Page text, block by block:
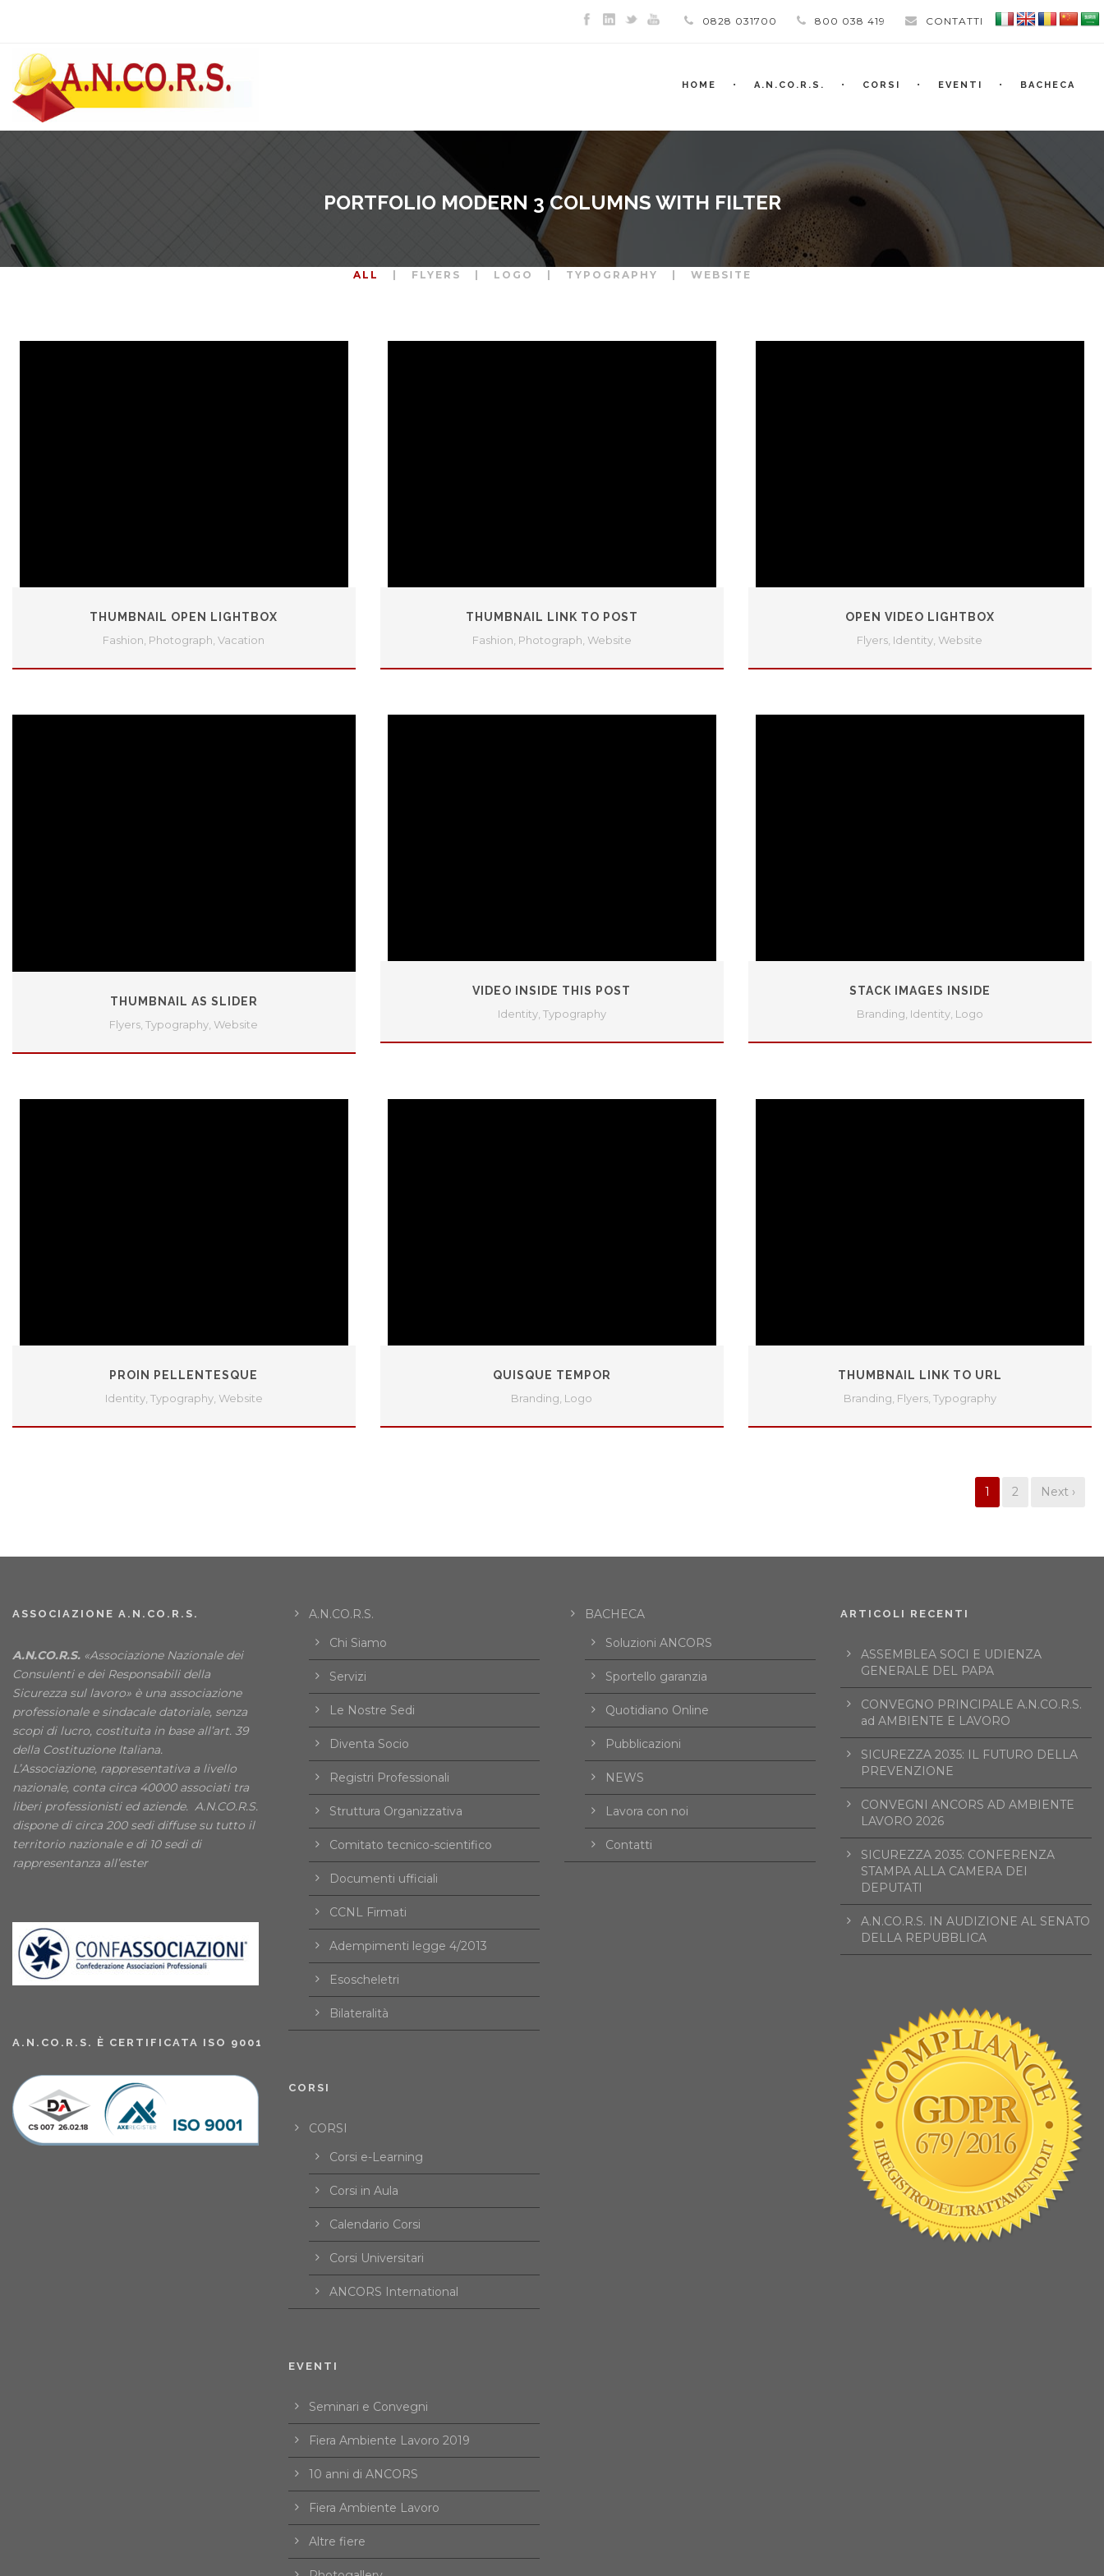
0828 031700 800 038 419 CONTATTI
HOME A.N.CO.R.S. CORSI EVENTI BACHECA
PORTFOLIO MODERN 3 COLUMNS WITH FILTER
ALL FLYERS LOGO TYPOGRAPHY WEBSITE
THUMBNAIL OPEN LIGHTBOX
Fashion Photograph Vacation
THUMBNAIL LINK TO POST
Fashion Photograph Website
OPEN VIDEO LIGHTBOX
Flyers Identity Website
THUMBNAIL AS SLIDER
Flyers, Typography, Website
VIDEO INSIDE THIS POST
Identity, Typography
STACK IMAGES INSIDE
Branding Identity, Logo
PROIN PELLENTESQUE
Identity, Typography, Website
QUISQUE TEMPOR
Branding, Logo
THUMBNAIL LINK TO URL
Branding, Flyers, Typography
1 2 Next ›
ASSOCIAZIONE A.N.CO.R.S.
A.N.CO.R.S. «Associazione Nazionale dei
Consulenti e dei Responsabili della
Sicurezza sul lavoro» è una associazione
professionale e sindacale datoriale, senza
scopi di lucro, costituita in base all’art. 39
della Costituzione Italiana.
L’Associazione, rappresentativa a livello
nazionale, conta circa 40000 associati tra
liberi professionisti ed aziende. A.N.CO.R.S.
dispone di circa 200 sedi diffuse su tutto il
territorio nazionale e di 10 sedi di
rappresentanza all’ester
A.N.CO.R.S. È CERTIFICATA ISO 9001
A.N.CO.R.S.
Chi Siamo
Servizi
Le Nostre Sedi
Diventa Socio
Registri Professionali
Struttura Organizzativa
Comitato tecnico-scientifico
Documenti ufficiali
CCNL Firmati
Adempimenti legge 4/2013
Esoscheletri
Bilateralità
CORSI
CORSI
Corsi e-Learning
Corsi in Aula
Calendario Corsi
Corsi Universitari
ANCORS International
EVENTI
Seminari e Convegni
Fiera Ambiente Lavoro 2019
10 anni di ANCORS
Fiera Ambiente Lavoro
Altre fiere
BACHECA
Soluzioni ANCORS
Sportello garanzia
Quotidiano Online
Pubblicazioni
NEWS
Lavora con noi
Contatti
ARTICOLI RECENTI
ASSEMBLEA SOCI E UDIENZA
GENERALE DEL PAPA
CONVEGNO PRINCIPALE A.N.CO.R.S.
ad AMBIENTE E LAVORO
SICUREZZA 2035: IL FUTURO DELLA
PREVENZIONE
CONVEGNI ANCORS AD AMBIENTE
LAVORO 2026
SICUREZZA 2035: CONFERENZA
STAMPA ALLA CAMERA DEI
DEPUTATI
A.N.CO.R.S. IN AUDIZIONE AL SENATO
DELLA REPUBBLICA